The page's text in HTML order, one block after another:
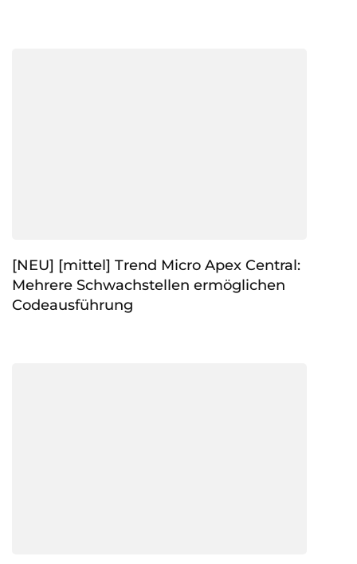
[NEU] [mittel] Trend Micro Apex Central:
Mehrere Schwachstellen ermöglichen
Codeausführung